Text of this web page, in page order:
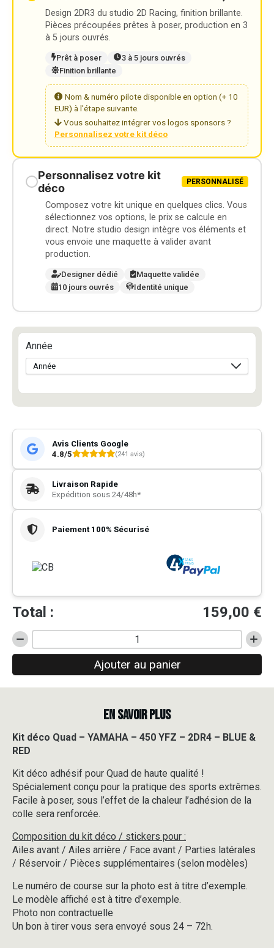
Design 2DR3 du studio 2D Racing, finition brillante.
Pièces précoupées prêtes à poser, production en 3
à 5 jours ouvrés.
Prêt à poser
3 à 5 jours ouvrés
Finition brillante
Nom & numéro pilote disponible en option (+ 10
EUR) à l'étape suivante.
Vous souhaitez intégrer vos logos sponsors ?
Personnalisez votre kit déco
Personnalisez votre kit
déco
PERSONNALISÉ
Composez votre kit unique en quelques clics. Vous
sélectionnez vos options, le prix se calcule en
direct. Notre studio design intègre vos éléments et
vous envoie une maquette à valider avant
production.
Designer dédié
Maquette validée
10 jours ouvrés
Identité unique
Année
Avis Clients Google
4.8/5
(241 avis)
Livraison Rapide
Expédition sous 24/48h*
Paiement 100% Sécurisé
Total : 159,00 €
quantité
de
déco
Quad
450
YFZ
2DR4
-
BLUE
&
RED
Ajouter au panier
EN SAVOIR PLUS
Kit déco Quad – YAMAHA – 450 YFZ – 2DR4 – BLUE &
RED
Kit déco adhésif pour Quad de haute qualité !
Spécialement conçu pour la pratique des sports extrêmes.
Facile à poser, sous l’effet de la chaleur l’adhésion de la
colle sera renforcée.
Composition du kit déco / stickers pour :
Ailes avant / Ailes arrière / Face avant / Parties latérales
/ Réservoir / Pièces supplémentaires (selon modèles)
Le numéro de course sur la photo est à titre d’exemple.
Le modèle affiché est à titre d’exemple.
Photo non contractuelle
Un bon à tirer vous sera envoyé sous 24 – 72h.